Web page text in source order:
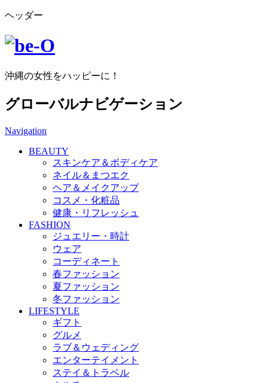
ヘッダー
沖縄の女性をハッピーに！
グローバルナビゲーション
Navigation
BEAUTY
スキンケア＆ボディケア
ネイル＆まつエク
ヘア＆メイクアップ
コスメ・化粧品
健康・リフレッシュ
FASHION
ジュエリー・時計
ウェア
コーディネート
春ファッション
夏ファッション
冬ファッション
LIFESTYLE
ギフト
グルメ
ラブ＆ウェディング
エンターテイメント
ステイ＆トラベル